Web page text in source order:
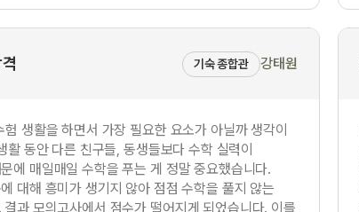
기숙 종합관 강태원
험 생활을 하면서 가장 필요한 요소가 아닐까 생각이
활 동안 다른 친구들, 동생들보다 수학 실력이
에 매일매일 수학을 푸는 게 정말 중요했습니다.
대해 흥미가 생기지 않아 점점 수학을 풀지 않는
과 모의고사에서 점수가 떨어지게 되었습니다. 이를